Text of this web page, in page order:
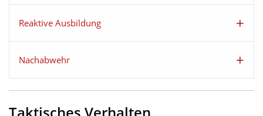
Reaktive Ausbildung
Nachabwehr